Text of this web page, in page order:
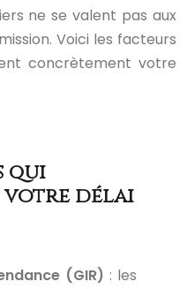
ne se valent pas aux
Voici les facteurs
concrètement votre
qui
votre délai
(GIR) : les